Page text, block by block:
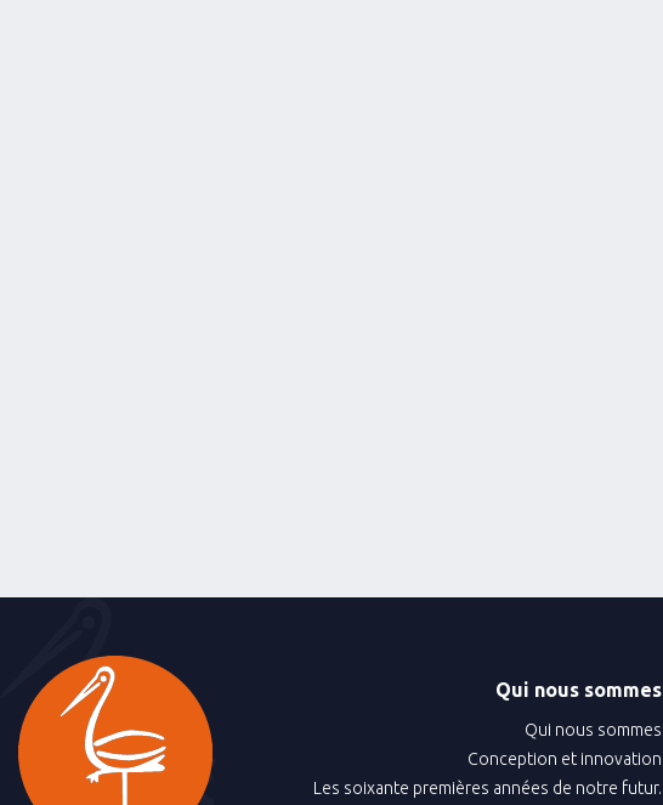
Qui nous sommes
Qui nous sommes
Conception et innovation
Les soixante premières années de notre futur.